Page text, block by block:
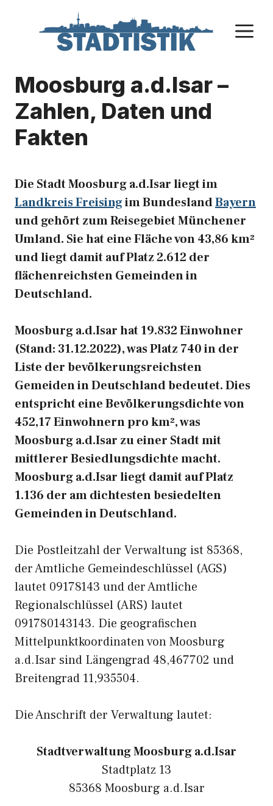
Moosburg a.d.Isar –
Zahlen, Daten und
Fakten
Die Stadt Moosburg a.d.Isar liegt im
Landkreis Freisingim BundeslandBayern
und gehört zum Reisegebiet Münchener
Umland. Sie hat eine Fläche von 43,86 km²
und liegt damit auf Platz 2.612 der
flächenreichsten Gemeinden in
Deutschland.
Moosburg a.d.Isar hat 19.832 Einwohner
(Stand: 31.12.2022), was Platz 740 in der
Liste der bevölkerungsreichsten
Gemeiden in Deutschland bedeutet. Dies
entspricht eine Bevölkerungsdichte von
452,17 Einwohnern pro km², was
Moosburg a.d.Isar zu einer Stadt mit
mittlerer Besiedlungsdichte macht.
Moosburg a.d.Isar liegt damit auf Platz
1.136 der am dichtesten besiedelten
Gemeinden in Deutschland.
Die Postleitzahl der Verwaltung ist 85368,
der Amtliche Gemeindeschlüssel (AGS)
lautet 09178143 und der Amtliche
Regionalschlüssel (ARS) lautet
091780143143. Die geografischen
Mittelpunktkoordinaten von Moosburg
a.d.Isar sind Längengrad 48,467702 und
Breitengrad 11,935504.
Die Anschrift der Verwaltung lautet:
Stadtverwaltung Moosburg a.d.Isar
Stadtplatz 13
85368 Moosburg a.d.Isar